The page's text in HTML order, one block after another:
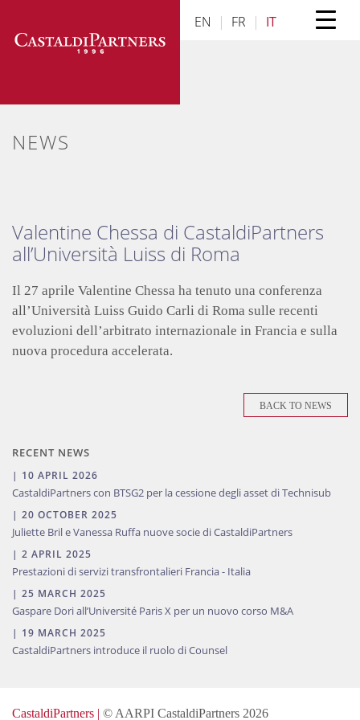
content
EN | FR | IT
NEWS
Valentine Chessa di CastaldiPartners
all’Università Luiss di Roma
Il 27 aprile Valentine Chessa ha tenuto una conferenza
all’Università Luiss Guido Carli di Roma sulle recenti
evoluzioni dell’arbitrato internazionale in Francia e sulla
nuova procedura accelerata.
BACK TO NEWS
RECENT NEWS
| 10 APRIL 2026
CastaldiPartners con BTSG2 per la cessione degli asset di Technisub
| 20 OCTOBER 2025
Juliette Bril e Vanessa Ruffa nuove socie di CastaldiPartners
| 2 APRIL 2025
Prestazioni di servizi transfrontalieri Francia - Italia
| 25 MARCH 2025
Gaspare Dori all’Université Paris X per un nuovo corso M&A
| 19 MARCH 2025
CastaldiPartners introduce il ruolo di Counsel
CastaldiPartners | © AARPI CastaldiPartners 2026